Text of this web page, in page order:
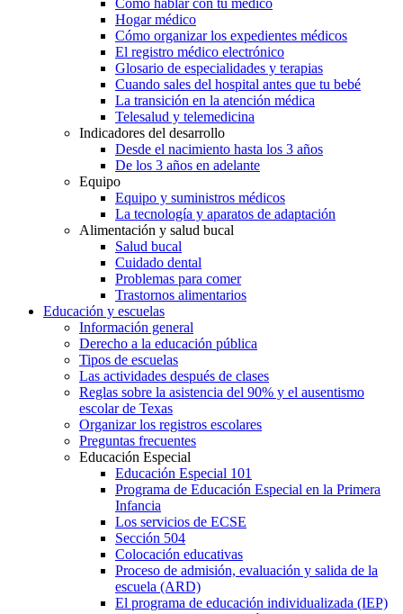
Hogar médico
Cómo organizar los expedientes médicos
El registro médico electrónico
Glosario de especialidades y terapias
Cuando sales del hospital antes que tu bebé
La transición en la atención médica
Telesalud y telemedicina
Indicadores del desarrollo
Desde el nacimiento hasta los 3 años
De los 3 años en adelante
Equipo
Equipo y suministros médicos
La tecnología y aparatos de adaptación
Alimentación y salud bucal
Salud bucal
Cuidado dental
Problemas para comer
Trastornos alimentarios
Educación y escuelas
Información general
Derecho a la educación pública
Tipos de escuelas
Las actividades después de clases
Reglas sobre la asistencia del 90% y el ausentismo
escolar de Texas
Organizar los registros escolares
Preguntas frecuentes
Educación Especial
Educación Especial 101
Programa de Educación Especial en la Primera
Infancia
Los servicios de ECSE
Sección 504
Colocación educativas
Proceso de admisión, evaluación y salida de la
escuela (ARD)
El programa de educación individualizada (IEP)